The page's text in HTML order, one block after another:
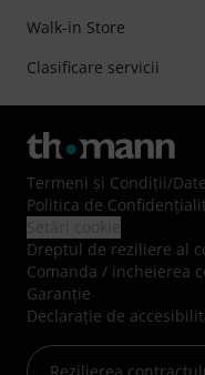
Walk-in Store
Clasificare servicii
Termeni şi Condiţii/
Politica de
Dreptul de reziliere al
Comanda / incheierea
Garanție
Declarație de